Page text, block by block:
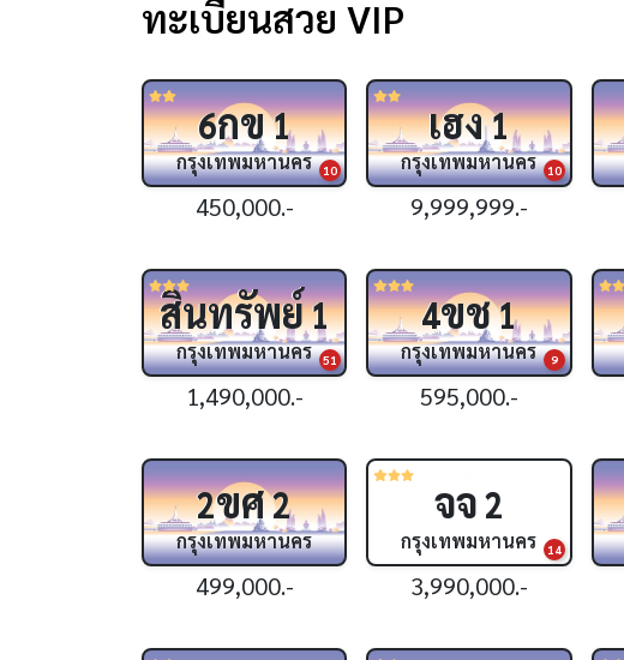
ทะเบียนสวย VIP
10
6กข1
กรุงเทพมหานคร
450,000.-
10
เฮง1
กรุงเทพมหานคร
9,999,999.-
51
สินทรัพย์1
กรุงเทพมหานคร
1,490,000.-
9
4ขช1
กรุงเทพมหานคร
595,000.-
2ขศ2
กรุงเทพมหานคร
499,000.-
14
จจ2
กรุงเทพมหานคร
3,990,000.-